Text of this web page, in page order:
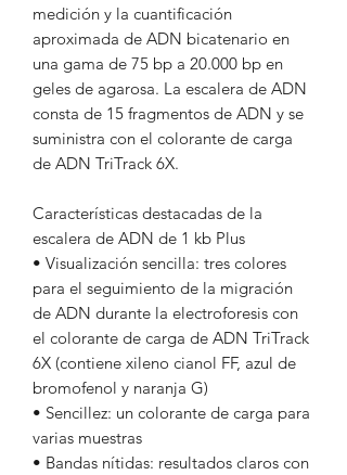
medición y la cuantificación
aproximada de ADN bicatenario en
una gama de 75 bp a 20.000 bp en
geles de agarosa. La escalera de ADN
consta de 15 fragmentos de ADN y se
suministra con el colorante de carga
de ADN TriTrack 6X.
Características destacadas de la
escalera de ADN de 1 kb Plus
• Visualización sencilla: tres colores
para el seguimiento de la migración
de ADN durante la electroforesis con
el colorante de carga de ADN TriTrack
6X (contiene xileno cianol FF, azul de
bromofenol y naranja G)
• Sencillez: un colorante de carga para
varias muestras
• Bandas nítidas: resultados claros con